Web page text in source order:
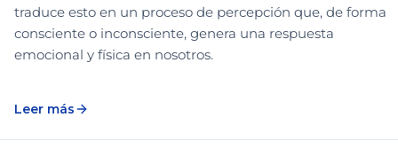
traduce esto en un proceso de percepción que, de forma
consciente o inconsciente, genera una respuesta
emocional y física en nosotros.
Leer más